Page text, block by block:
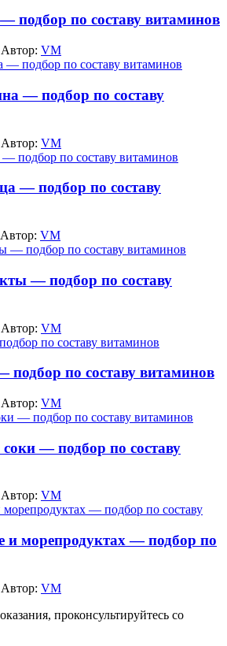
подбор по составу витаминов
Автор: VM
— подбор по составу
Автор: VM
— подбор по составу
Автор: VM
— подбор по составу
Автор: VM
по составу витаминов
Автор: VM
— подбор по составу
Автор: VM
морепродуктах — подбор по
Автор: VM
проконсультируйтесь со